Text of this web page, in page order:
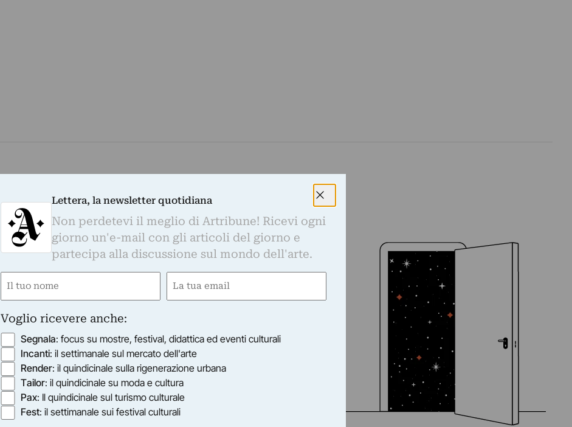
Lettera, la newsletter quotidiana
Non perdetevi il meglio di Artribune! Ricevi ogni
giorno un'e-mail con gli articoli del giorno e
partecipa alla discussione sul mondo dell'arte.
Nome
Email
Voglio ricevere anche:
Segnala: focus su mostre, festival, didattica ed eventi culturali
Incanti: il settimanale sul mercato dell'arte
Render: il quindicinale sulla rigenerazione urbana
Tailor: il quindicinale su moda e cultura
Pax: Il quindicinale sul turismo culturale
Fest: il settimanale sui festival culturali